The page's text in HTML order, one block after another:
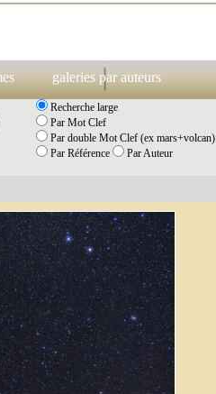
galeries par auteurs
Recherche large
Par Mot Clef
Par double Mot Clef (ex mars+volcan)
Par Référence
Par Auteur